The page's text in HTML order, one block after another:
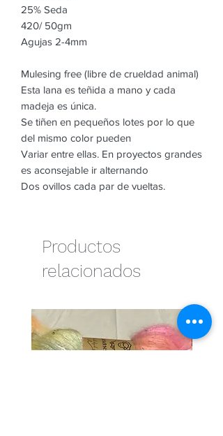
25% Seda
420/ 50gm
Agujas 2-4mm
Mulesing free (libre de crueldad animal)
Esta lana es teñida a mano y cada
madeja es única.
Se tiñen en pequeños lotes por lo que
del mismo color pueden
Variar entre ellas. En proyectos grandes
es aconsejable ir alternando
Dos ovillos cada par de vueltas.
Productos
relacionados